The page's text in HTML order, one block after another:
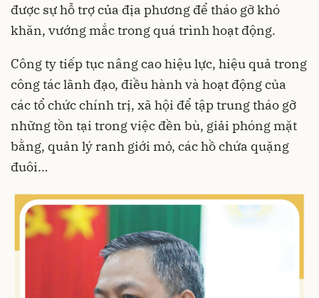
được sự hỗ trợ của địa phương để tháo gỡ khó
khăn, vướng mắc trong quá trình hoạt động.
Công ty tiếp tục nâng cao hiệu lực, hiệu quả trong
công tác lãnh đạo, điều hành và hoạt động của
các tổ chức chính trị, xã hội để tập trung tháo gỡ
những tồn tại trong việc đền bù, giải phóng mặt
bằng, quản lý ranh giới mỏ, các hồ chứa quặng
đuôi…